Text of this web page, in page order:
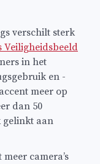
verschilt sterk
Veiligheidsbeeld
in het
en -
meer op
dan 50
gelinkt aan
camera’s